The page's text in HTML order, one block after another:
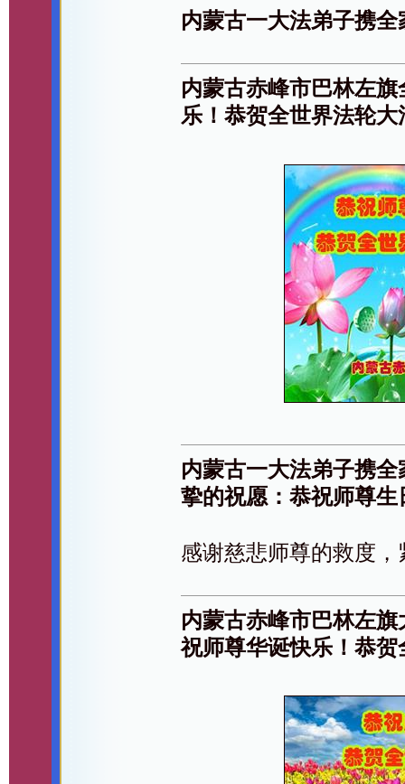
内蒙古一大法弟子携
内蒙古赤峰市巴林左
乐！恭贺全世界法轮大
内蒙古一大法弟子携
挚的祝愿：恭祝师尊
感谢慈悲师尊的救度
内蒙古赤峰市巴林左
祝师尊华诞快乐！恭